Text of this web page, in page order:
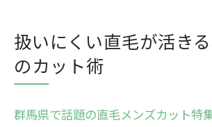
扱いにくい直毛が活き
のカット術
群馬県で話題の直毛メンズカット特